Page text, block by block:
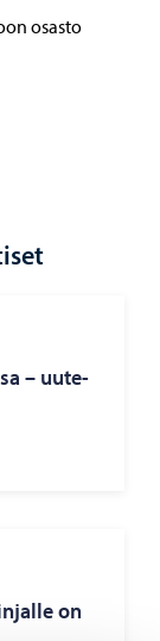
osasto
– uu­te­
on